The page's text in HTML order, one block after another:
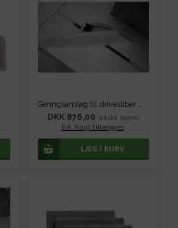
Geringsanslag til skivesliber WSM 300
DKK 876,00
ekskl. moms
Evt. fragt tillægges